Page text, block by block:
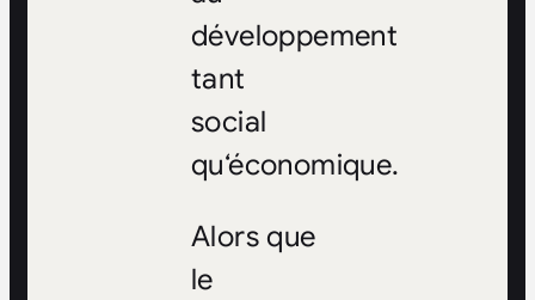
développement
tant
social
qu‘économique.
Alors que
le